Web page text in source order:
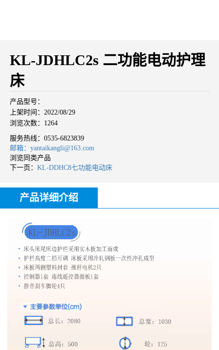
KL-JDHLC2s 二功能电动护理
床
产品型号：
上架时间：2022/08/29
浏览次数：1264
服务热线： 0535-6823839
邮箱：yantaikangli@163.com
浏览同类产品
下一页： KL-DDHC8七功能电动床
产品详细介绍